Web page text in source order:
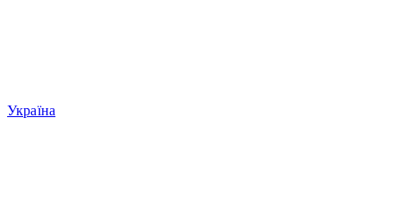
Україна